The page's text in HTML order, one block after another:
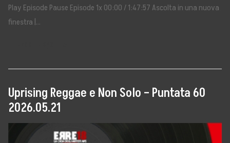
Play Episode Pause Episode 1x 00:00 / 1:47:57 Ascolta in una nuova
finestra |…
Uprising Reggae e Non Solo – Puntata 60
2026.05.21